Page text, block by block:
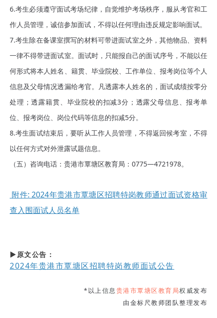
6.考生必须遵守面试考场纪律，自觉维护考场秩序，服从考官和工
作人员管理，诚信参加面试，不得以任何理由违反规定影响面试。
7.考生除在备课室撰写的材料可带进面试室之外，其他物品、资料
一律不得带进面试室。面试时，只能报自己的面试序号，不能以任
何形式将本人姓名、籍贯、毕业院校、工作单位、报考岗位等个人
信息及父母情况透漏给考官。凡透露本人姓名的，面试成绩按零分
处理；透露籍贯、毕业院校的扣减3分；透露父母信息、报考单
位、报考岗位、岗位代码等信息的扣减5分。
8.考生面试结束后，要听从工作人员管理，不得返回候考室，不得
以任何方式对外泄露试题信息。
（五）咨询电话：贵港市覃塘区教育局：0775—4721978。
附件: 2024年贵港市覃塘区招聘特岗教师通过面试资格审
查入围面试人员名单
▶原文公告：
2024年贵港市覃塘区招聘特岗教师面试公告
*以上信息贵港市覃塘区教育局权威发布
由金标尺教师团队整理发布